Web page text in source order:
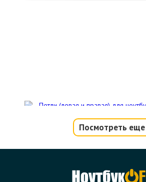
Петли (левая и правая)
Посмотреть еще